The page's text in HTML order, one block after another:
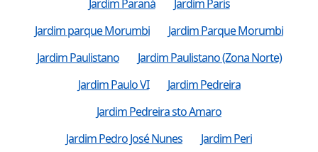
Jardim Paraná
Jardim Paris
Jardim parque Morumbi
Jardim Parque Morumbi
Jardim Paulistano
Jardim Paulistano (Zona Norte)
Jardim Paulo VI
Jardim Pedreira
Jardim Pedreira sto Amaro
Jardim Pedro José Nunes
Jardim Peri